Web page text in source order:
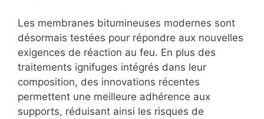
Les membranes bitumineuses modernes sont
désormais testées pour répondre aux nouvelles
exigences de réaction au feu. En plus des
traitements ignifuges intégrés dans leur
composition, des innovations récentes
permettent une meilleure adhérence aux
supports, réduisant ainsi les risques de